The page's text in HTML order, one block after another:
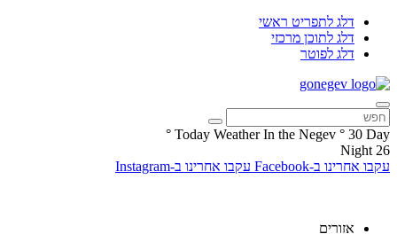
דלג לתפריט ראשי
דלג לתוכן מרכזי
דלג לפוטר
Today Weather In the Negev ° 30 Day
°
26
Night
עקבו אחרינו ב-Facebook
עקבו אחרינו ב-Instagram
אזורים